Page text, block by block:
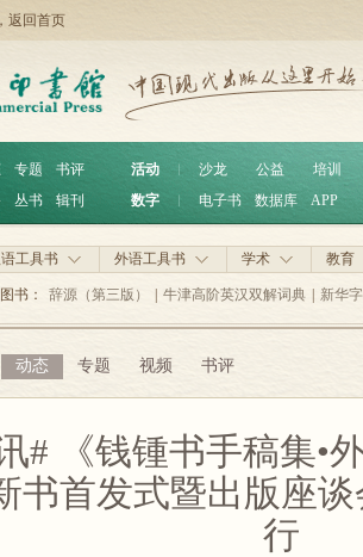
返回首页
专题
书评
丛书 辑刊
活动 沙龙 公益
培训
数字
电子书 数据库 APP
工具书 外语工具书 学术 教育
书： 辞源（第三版） 牛津高阶英汉双解词典 新华
动态 专题 视频 书评
# 《钱锺书手稿集•
书首发式暨出版座
行